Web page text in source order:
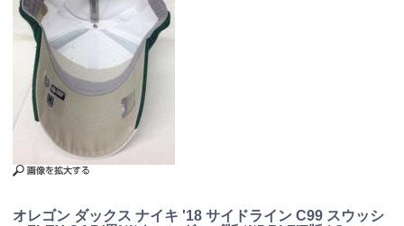
オレゴン ダックス ナイキ '18 サイドライン C99 スウッシ